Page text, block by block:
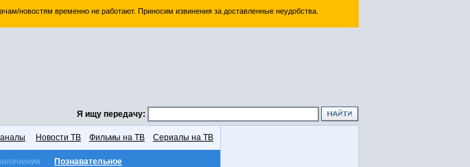
новостям временно не работают. Приносим извинения за доставленные неудобства.
Я ищу передачу:
Новости ТВ Фильмы на ТВ Сериалы на ТВ
Познавательное